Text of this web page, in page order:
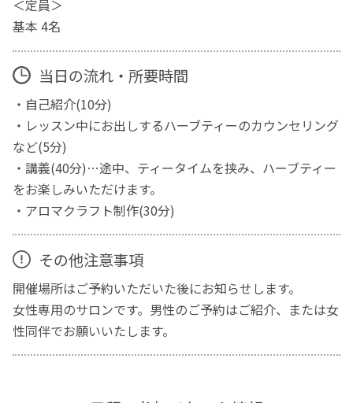
＜定員＞
基本 4名
当日の流れ・所要時間
・自己紹介(10分)
・レッスン中にお出しするハーブティーのカウンセリング
など(5分)
・講義(40分)…途中、ティータイムを挟み、ハーブティー
をお楽しみいただけます。
・アロマクラフト制作(30分)
その他注意事項
開催場所はご予約いただいた後にお知らせします。
女性専用のサロンです。男性のご予約はご紹介、または女
性同伴でお願いいたします。